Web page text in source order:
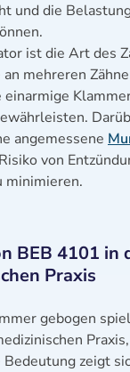
und die
ist die Art des
mehreren
angemessene
von
minimieren.
BEB 4101 in
Praxis
gebogen
zeigt